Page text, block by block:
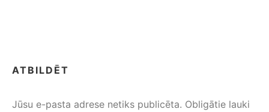
ATBILDĒT
Jūsu e-pasta adrese netiks publicēta. Obligātie lauki